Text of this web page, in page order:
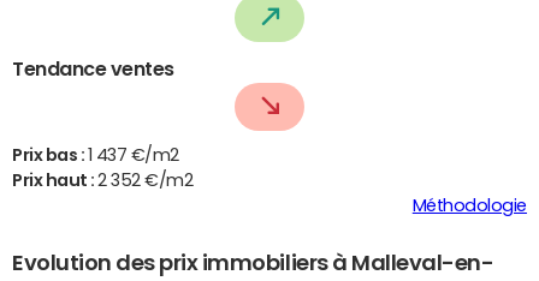
Tendance ventes
Prix bas :
1 437 €/m2
Prix haut :2 352 €/m2
Méthodologie
Evolution des prix immobiliers à Malleval-en-